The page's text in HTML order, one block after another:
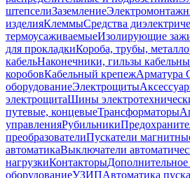
штепселиЗаземление
изделияКлеммыСредства
термоусаживаемыеИзолирующие
для прокладкиКороба, трубы,
кабельНаконечники, гильзы
коробовКабельный крепежАрматура
оборудованиеЭлектрощиты
электрощитаШины
путевые, концевыеТрансформаторы
управленияРубильники
преобразователиПускатели
автоматикаВыключатели
нагрузкиКонтакторы
оборудованиеУЗИПАвтоматика пуска